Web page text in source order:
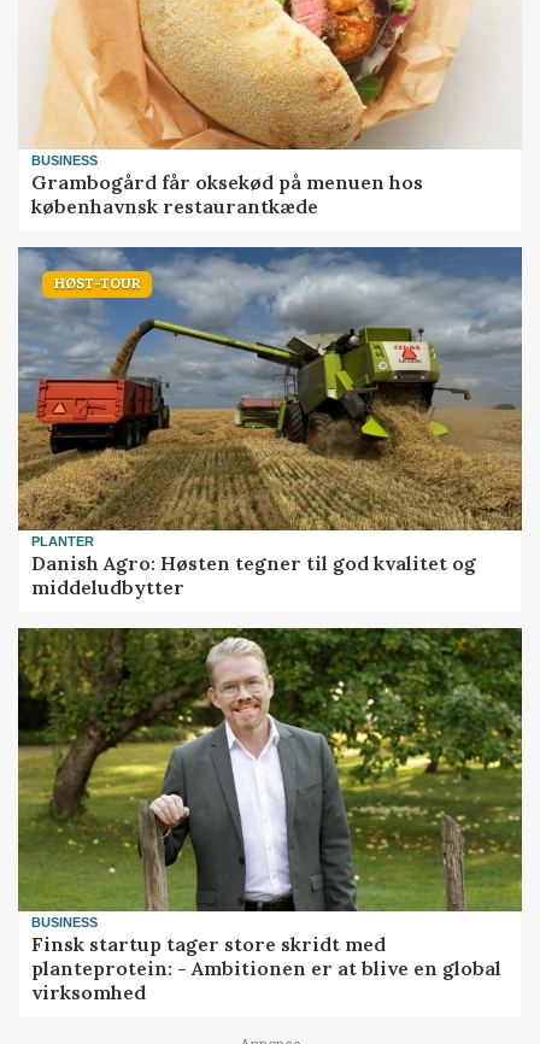
BUSINESS
Grambogård får oksekød på menuen hos
københavnsk restaurantkæde
HØST-TOUR
PLANTER
Danish Agro: Høsten tegner til god kvalitet og
middeludbytter
BUSINESS
Finsk startup tager store skridt med
planteprotein: - Ambitionen er at blive en global
virksomhed